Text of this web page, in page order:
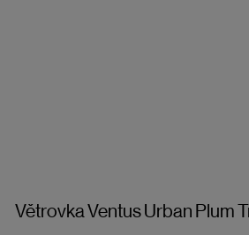
Větrovka Ventus Urban Plum